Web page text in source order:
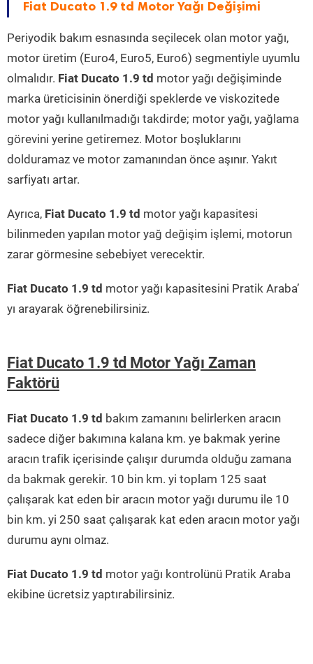
Fiat Ducato 1.9 td Motor Yağı Değişimi
Periyodik bakım esnasında seçilecek olan motor yağı,
motor üretim (Euro4, Euro5, Euro6) segmentiyle uyumlu
olmalıdır. Fiat Ducato 1.9 td motor yağı değişiminde
marka üreticisinin önerdiği speklerde ve viskozitede
motor yağı kullanılmadığı takdirde; motor yağı, yağlama
görevini yerine getiremez. Motor boşluklarını
dolduramaz ve motor zamanından önce aşınır. Yakıt
sarfiyatı artar.
Ayrıca, Fiat Ducato 1.9 td motor yağı kapasitesi
bilinmeden yapılan motor yağ değişim işlemi, motorun
zarar görmesine sebebiyet verecektir.
Fiat Ducato 1.9 td motor yağı kapasitesini Pratik Araba’
yı arayarak öğrenebilirsiniz.
Fiat Ducato 1.9 td Motor Yağı Zaman
Faktörü
Fiat Ducato 1.9 td bakım zamanını belirlerken aracın
sadece diğer bakımına kalana km. ye bakmak yerine
aracın trafik içerisinde çalışır durumda olduğu zamana
da bakmak gerekir. 10 bin km. yi toplam 125 saat
çalışarak kat eden bir aracın motor yağı durumu ile 10
bin km. yi 250 saat çalışarak kat eden aracın motor yağı
durumu aynı olmaz.
Fiat Ducato 1.9 td motor yağı kontrolünü Pratik Araba
ekibine ücretsiz yaptırabilirsiniz.